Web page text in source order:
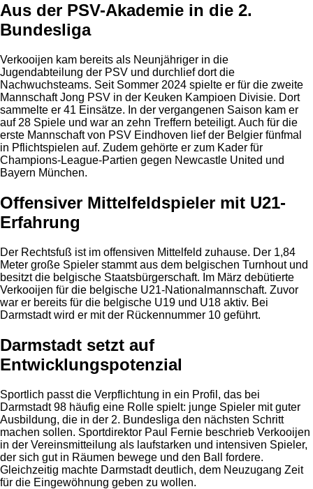
Aus der PSV-Akademie in die 2.
Bundesliga
Verkooijen kam bereits als Neunjähriger in die
Jugendabteilung der PSV und durchlief dort die
Nachwuchsteams. Seit Sommer 2024 spielte er für die zweite
Mannschaft Jong PSV in der Keuken Kampioen Divisie. Dort
sammelte er 41 Einsätze. In der vergangenen Saison kam er
auf 28 Spiele und war an zehn Treffern beteiligt. Auch für die
erste Mannschaft von PSV Eindhoven lief der Belgier fünfmal
in Pflichtspielen auf. Zudem gehörte er zum Kader für
Champions-League-Partien gegen Newcastle United und
Bayern München.
Offensiver Mittelfeldspieler mit U21-
Erfahrung
Der Rechtsfuß ist im offensiven Mittelfeld zuhause. Der 1,84
Meter große Spieler stammt aus dem belgischen Turnhout und
besitzt die belgische Staatsbürgerschaft. Im März debütierte
Verkooijen für die belgische U21-Nationalmannschaft. Zuvor
war er bereits für die belgische U19 und U18 aktiv. Bei
Darmstadt wird er mit der Rückennummer 10 geführt.
Darmstadt setzt auf
Entwicklungspotenzial
Sportlich passt die Verpflichtung in ein Profil, das bei
Darmstadt 98 häufig eine Rolle spielt: junge Spieler mit guter
Ausbildung, die in der 2. Bundesliga den nächsten Schritt
machen sollen. Sportdirektor Paul Fernie beschrieb Verkooijen
in der Vereinsmitteilung als laufstarken und intensiven Spieler,
der sich gut in Räumen bewege und den Ball fordere.
Gleichzeitig machte Darmstadt deutlich, dem Neuzugang Zeit
für die Eingewöhnung geben zu wollen.